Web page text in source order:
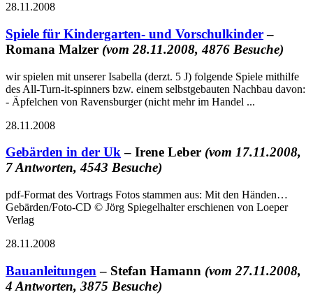
28.11.2008
Spiele für Kindergarten- und Vorschulkinder–
Romana Malzer (vom 28.11.2008, 4876 Besuche)
wir spielen mit unserer Isabella (derzt. 5 J) folgende Spiele mithilfe
des All-Turn-it-spinners bzw. einem selbstgebauten Nachbau davon:
- Äpfelchen von Ravensburger (nicht mehr im Handel ...
28.11.2008
Gebärden in der Uk– Irene Leber (vom 17.11.2008,
7 Antworten, 4543 Besuche)
pdf-Format des Vortrags Fotos stammen aus: Mit den Händen…
Gebärden/Foto-CD © Jörg Spiegelhalter erschienen von Loeper
Verlag
28.11.2008
Bauanleitungen – Stefan Hamann (vom 27.11.2008,
4 Antworten, 3875 Besuche)